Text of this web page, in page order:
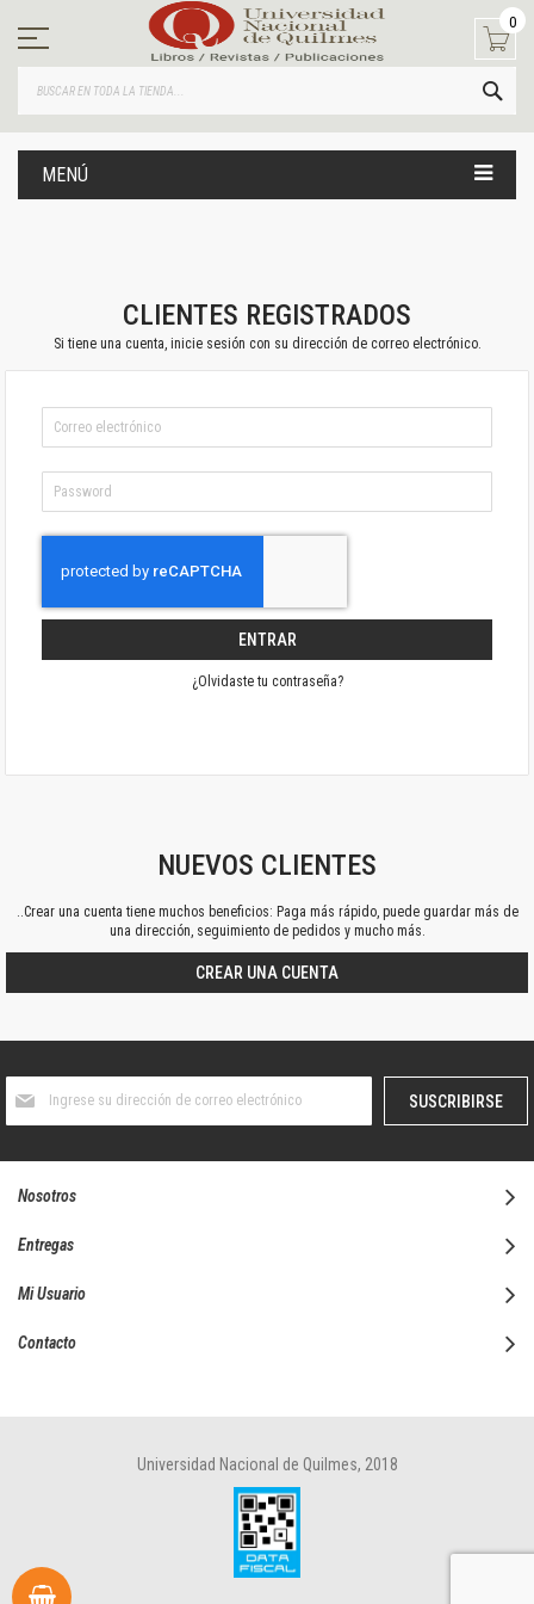
contenido
0
MENÚ
CLIENTES REGISTRADOS
Si tiene una cuenta, inicie sesión con su dirección de correo electrónico.
ENTRAR
¿Olvidaste tu contraseña?
NUEVOS CLIENTES
..Crear una cuenta tiene muchos beneficios: Paga más rápido, puede guardar más de
una dirección, seguimiento de pedidos y mucho más.
CREAR UNA CUENTA
boletín
SUSCRIBIRSE
Nosotros
Entregas
Mi Usuario
Contacto
Universidad Nacional de Quilmes, 2018